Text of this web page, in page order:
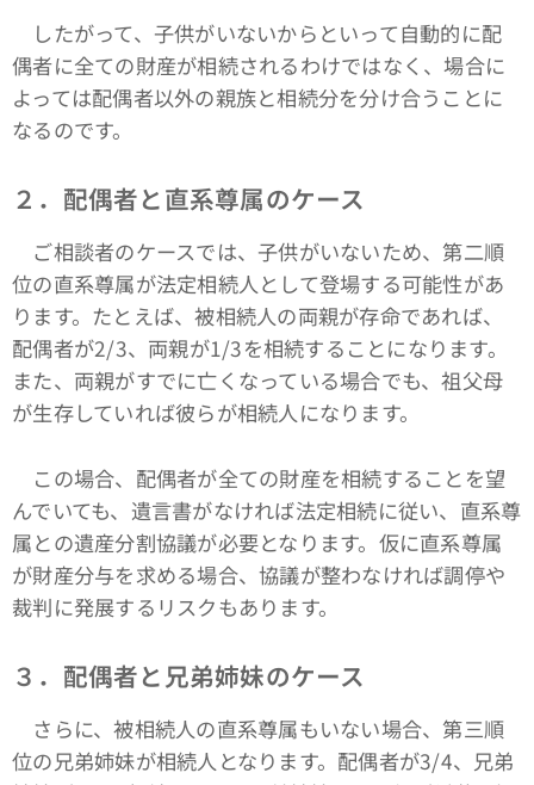
したがって、子供がいないからといって自動的に配
偶者に全ての財産が相続されるわけではなく、場合に
よっては配偶者以外の親族と相続分を分け合うことに
なるのです。
２．配偶者と直系尊属のケース
ご相談者のケースでは、子供がいないため、第二順
位の直系尊属が法定相続人として登場する可能性があ
ります。たとえば、被相続人の両親が存命であれば、
配偶者が2/3、両親が1/3を相続することになります。
また、両親がすでに亡くなっている場合でも、祖父母
が生存していれば彼らが相続人になります。
この場合、配偶者が全ての財産を相続することを望
んでいても、遺言書がなければ法定相続に従い、直系尊
属との遺産分割協議が必要となります。仮に直系尊属
が財産分与を求める場合、協議が整わなければ調停や
裁判に発展するリスクもあります。
３．配偶者と兄弟姉妹のケース
さらに、被相続人の直系尊属もいない場合、第三順
位の兄弟姉妹が相続人となります。配偶者が3/4、兄弟